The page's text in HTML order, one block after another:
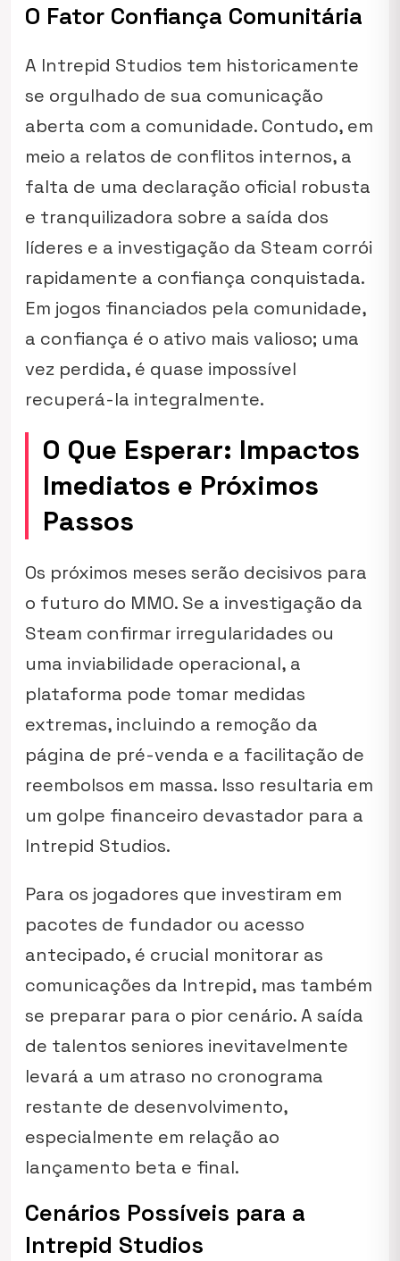
O Fator Confiança Comunitária
A Intrepid Studios tem historicamente
se orgulhado de sua comunicação
aberta com a comunidade. Contudo, em
meio a relatos de conflitos internos, a
falta de uma declaração oficial robusta
e tranquilizadora sobre a saída dos
líderes e a investigação da Steam corrói
rapidamente a confiança conquistada.
Em jogos financiados pela comunidade,
a confiança é o ativo mais valioso; uma
vez perdida, é quase impossível
recuperá-la integralmente.
O Que Esperar: Impactos
Imediatos e Próximos
Passos
Os próximos meses serão decisivos para
o futuro do MMO. Se a investigação da
Steam confirmar irregularidades ou
uma inviabilidade operacional, a
plataforma pode tomar medidas
extremas, incluindo a remoção da
página de pré-venda e a facilitação de
reembolsos em massa. Isso resultaria em
um golpe financeiro devastador para a
Intrepid Studios.
Para os jogadores que investiram em
pacotes de fundador ou acesso
antecipado, é crucial monitorar as
comunicações da Intrepid, mas também
se preparar para o pior cenário. A saída
de talentos seniores inevitavelmente
levará a um atraso no cronograma
restante de desenvolvimento,
especialmente em relação ao
lançamento beta e final.
Cenários Possíveis para a
Intrepid Studios